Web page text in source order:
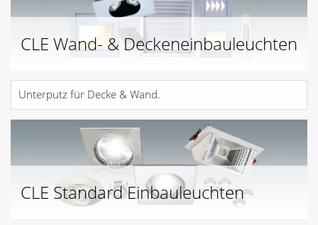
CLE Wand- & Deckeneinbauleuchten
Unterputz für Decke & Wand.
CLE Standard Einbauleuchten